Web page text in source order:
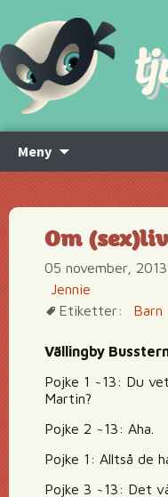
Meny
innehåll
Om
05 november,
Jennie
Etiketter:
Barn
Vällingby
Pojke 1 ~13: Du
Martin?
Pojke 2 ~13: Aha.
Pojke 1: Alltså de
Pojke 3 ~13: Det